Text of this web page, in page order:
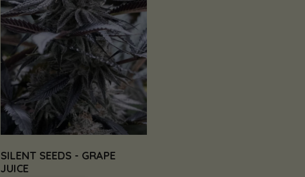
SILENT SEEDS - GRAPE
JUICE